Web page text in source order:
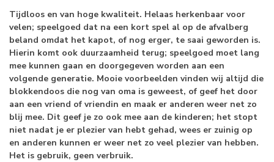
Tijdloos en van hoge kwaliteit. Helaas herkenbaar voor
velen; speelgoed dat na een kort spel al op de afvalberg
beland omdat het kapot, of nog erger, te saai geworden is.
Hierin komt ook duurzaamheid terug; speelgoed moet lang
mee kunnen gaan en doorgegeven worden aan een
volgende generatie. Mooie voorbeelden vinden wij altijd die
blokkendoos die nog van oma is geweest, of geef het door
aan een vriend of vriendin en maak er anderen weer net zo
blij mee. Dit geef je zo ook mee aan de kinderen; het stopt
niet nadat je er plezier van hebt gehad, wees er zuinig op
en anderen kunnen er weer net zo veel plezier van hebben.
Het is gebruik, geen verbruik.